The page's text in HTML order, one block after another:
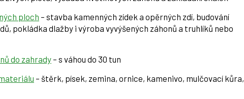
ploch – stavba kamenných zídek a opěrných zdí, budování
pokládka dlažby i výroba vyvýšených záhonů a truhlíků nebo
do zahrady – s váhou do 30 tun
– štěrk, písek, zemina, ornice, kamenivo, mulčovací kůra,